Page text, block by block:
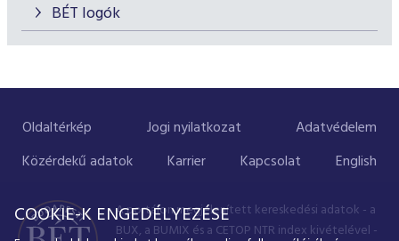
BÉT logók
Oldaltérkép Jogi nyilatkozat
Adatvédelem
Közérdekű adatok
Karrier Kapcsolat English
A portálon megjelenített kereskedési adatok - a
BUX, a BUMIX és a CETOP NTR index kivételével -
COOKIE-K ENGEDÉLYEZÉSE